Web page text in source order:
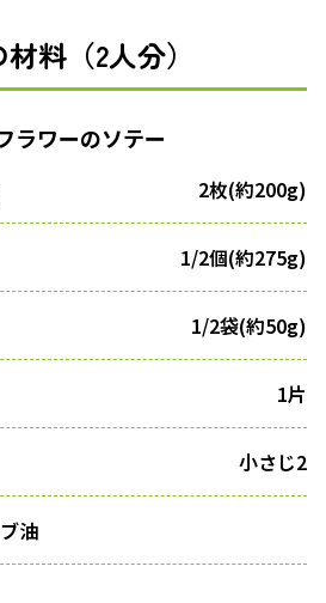
料（2人分）
ラワーのソテー
2枚(約200g)
1/2個(約275g)
1/2袋(約50g)
1片
小さじ2
油